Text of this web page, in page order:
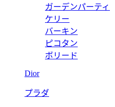
ガーデンパーティ
ケリー
バーキン
ピコタン
ボリード
Dior
プラダ